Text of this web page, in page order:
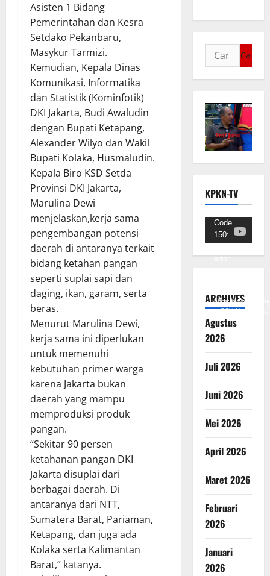
Asisten 1 Bidang
Pemerintahan dan Kesra
Setdako Pekanbaru,
Masykur Tarmizi.
Kemudian, Kepala Dinas
Komunikasi, Informatika
dan Statistik (Kominfotik)
DKI Jakarta, Budi Awaludin
dengan Bupati Ketapang,
Alexander Wilyo dan Wakil
Bupati Kolaka, Husmaludin.
Kepala Biro KSD Setda
Provinsi DKI Jakarta,
Marulina Dewi
menjelaskan,kerja sama
pengembangan potensi
daerah di antaranya terkait
bidang ketahan pangan
seperti suplai sapi dan
daging, ikan, garam, serta
beras.
Menurut Marulina Dewi,
kerja sama ini diperlukan
untuk memenuhi
kebutuhan primer warga
karena Jakarta bukan
daerah yang mampu
memproduksi produk
pangan.
“Sekitar 90 persen
ketahanan pangan DKI
Jakarta disuplai dari
berbagai daerah. Di
antaranya dari NTT,
Sumatera Barat, Pariaman,
Ketapang, dan juga ada
Kolaka serta Kalimantan
Barat,” katanya.
KPKN-TV
Pemutar
Video
Code
150:
error.
https://
ARCHIVES
Agustus
2026
Juli 2026
Juni 2026
Mei 2026
April 2026
Maret 2026
Februari
2026
Januari
2026